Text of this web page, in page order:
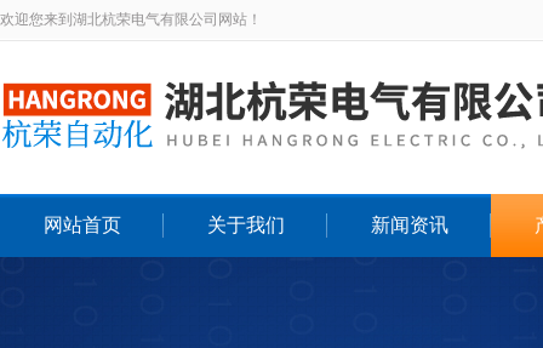
欢迎您来到湖北杭荣电气有限公司网站！
网站首页 关于我们 新闻资讯